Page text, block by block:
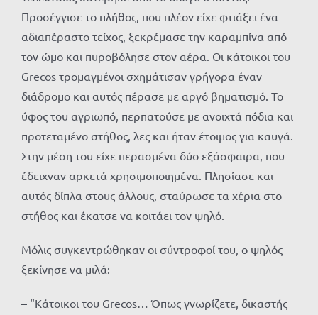
Προσέγγισε το πλήθος, που πλέον είχε φτιάξει ένα
αδιαπέραστο τείχος, ξεκρέμασε την καραμπίνα από
τον ώμο και πυροβόλησε στον αέρα. Οι κάτοικοι του
Grecos τρομαγμένοι σχημάτισαν γρήγορα έναν
διάδρομο και αυτός πέρασε με αργό βηματισμό. Το
ύφος του αγριωπό, περπατούσε με ανοιχτά πόδια και
προτεταμένο στήθος, λες και ήταν έτοιμος για καυγά.
Στην μέση του είχε περασμένα δύο εξάσφαιρα, που
έδειχναν αρκετά χρησιμοποιημένα. Πλησίασε και
αυτός δίπλα στους άλλους, σταύρωσε τα χέρια στο
στήθος και έκατσε να κοιτάει τον ψηλό.
Μόλις συγκεντρώθηκαν οι σύντροφοί του, ο ψηλός
ξεκίνησε να μιλά:
– “Κάτοικοι του Grecos… Όπως γνωρίζετε, δικαστής